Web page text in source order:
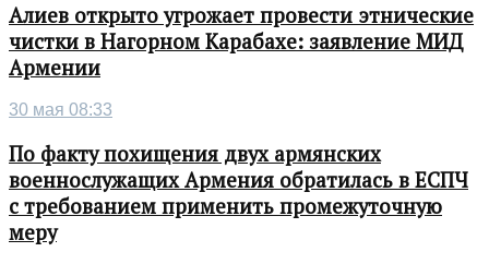
Алиев открыто угрожает провести этнические
чистки в Нагорном Карабахе: заявление МИД
Армении
30 мая 08:33
По факту похищения двух армянских
военнослужащих Армения обратилась в ЕСПЧ
с требованием применить промежуточную
меру